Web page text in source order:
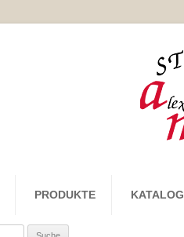
PRODUKTE KATALOG